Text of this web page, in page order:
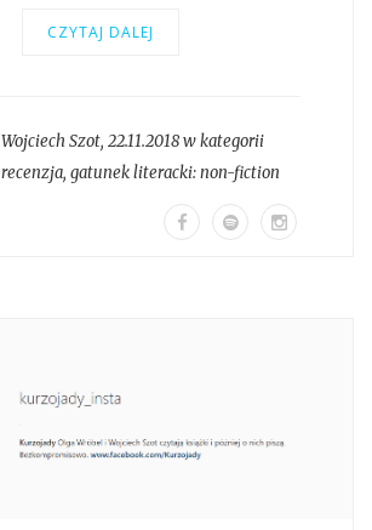
CZYTAJ DALEJ
Wojciech Szot, 22.11.2018 w kategorii
recenzja, gatunek literacki:non-fiction